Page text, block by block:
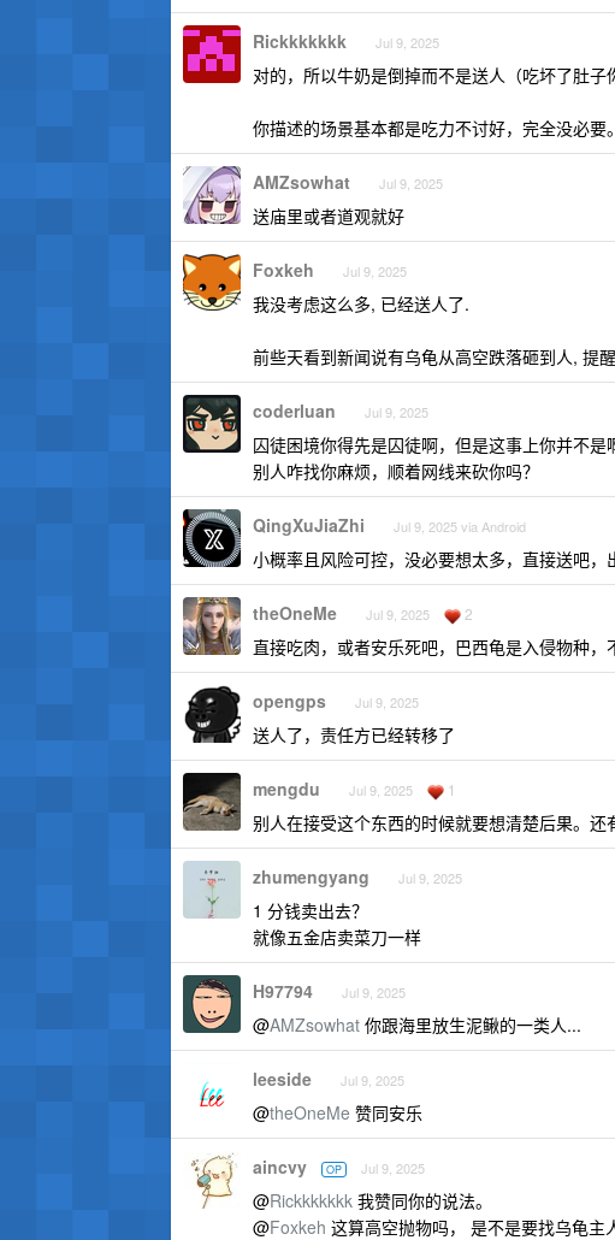
Rickkkkkkk Jul 9, 2025
对的，所以牛奶是倒掉而不是送人（吃坏了肚子
你描述的场景基本都是吃力不讨好，完全没必要。
AMZsowhat Jul 9, 2025
送庙里或者道观就好
Foxkeh Jul 9, 2025
我没考虑这么多, 已经送人了.
前些天看到新闻说有乌龟从高空跌落砸到人, 提
coderluan Jul 9, 2025
囚徒困境你得先是囚徒啊，但是这事上你并不是
别人咋找你麻烦，顺着网线来砍你吗？
QingXuJiaZhi Jul 9, 2025 via Android
小概率且风险可控，没必要想太多，直接送吧，
theOneMe Jul 9, 2025 2
直接吃肉，或者安乐死吧，巴西龟是入侵物种，
opengps Jul 9, 2025
送人了，责任方已经转移了
mengdu Jul 9, 2025 1
别人在接受这个东西的时候就要想清楚后果。还
zhumengyang Jul 9, 2025
1 分钱卖出去？
就像五金店卖菜刀一样
H97794 Jul 9, 2025
@AMZsowhat 你跟海里放生泥鳅的一类人...
leeside Jul 9, 2025
@theOneMe 赞同安乐
aincvy OP Jul 9, 2025
@Rickkkkkkk 我赞同你的说法。
@Foxkeh 这算高空抛物吗， 是不是要找乌龟主